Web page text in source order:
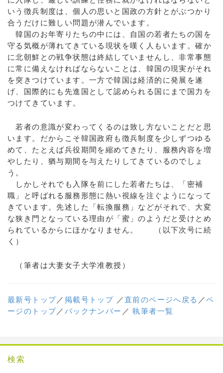
いう徴兵制度は、個人の思いと国政の方針とがぶつかり
合うだけに難しい問題が潜んでいます。
韓国のお年寄りたちの中には、自国の若者たちの国を
守る気概が薄れてきている現状を嘆く人もいます。確か
に北朝鮮との戦争状態は終結していませんし、非常事態
に常に備えなければならないことは、韓国の現実がそれ
を突きつけています。一方で韓国は経済的に発展を遂
げ、国際的にも先進国として認められる国にまで国力を
つけてきています。
若者の意識が変わってくるのは致し方ないことだと思
います。だからこそ韓国政府も徴兵制度を少しずつゆる
めて、たとえば兵役期間を縮めてきたり、服務内容を増
やしたり、猶与期間を与えたりしてきているのでしょ
う。
しかしそれでも入隊を前にした若者たちは、「密補
職」と呼ばれる服務形態に熱い視線を注ぐようになって
きています。先述した「転換服務」などがそれで、大変
な狭き門となっている理由が「蜜」のようだと受けとめ
られているからにほかなりません。 （以下次号に続
く）
（筆者は大妻女子大学准教授）
最新号トップ／ 掲載号トップ ／直前のページへ戻る ／ペ
ージのトップ／ バックナンバー ／執筆者一覧
検索